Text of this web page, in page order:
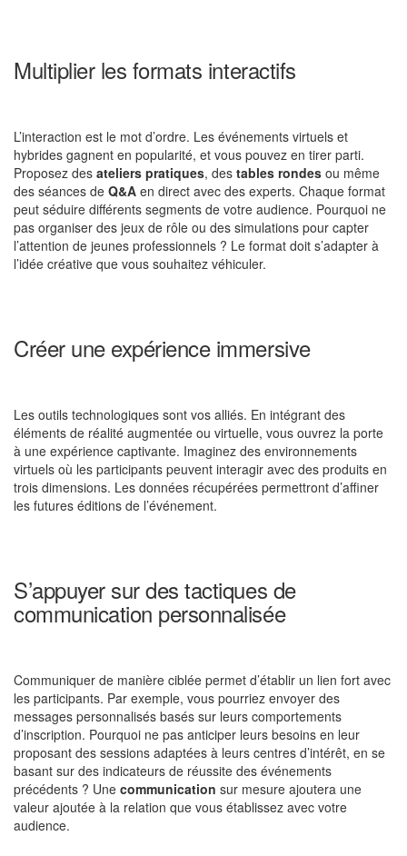
Multiplier les formats interactifs
L’interaction est le mot d’ordre. Les événements virtuels et
hybrides gagnent en popularité, et vous pouvez en tirer parti.
Proposez des ateliers pratiques, des tables rondes ou même
des séances de Q&A en direct avec des experts. Chaque format
peut séduire différents segments de votre audience. Pourquoi ne
pas organiser des jeux de rôle ou des simulations pour capter
l’attention de jeunes professionnels ? Le format doit s’adapter à
l’idée créative que vous souhaitez véhiculer.
Créer une expérience immersive
Les outils technologiques sont vos alliés. En intégrant des
éléments de réalité augmentée ou virtuelle, vous ouvrez la porte
à une expérience captivante. Imaginez des environnements
virtuels où les participants peuvent interagir avec des produits en
trois dimensions. Les données récupérées permettront d’affiner
les futures éditions de l’événement.
S’appuyer sur des tactiques de
communication personnalisée
Communiquer de manière ciblée permet d’établir un lien fort avec
les participants. Par exemple, vous pourriez envoyer des
messages personnalisés basés sur leurs comportements
d’inscription. Pourquoi ne pas anticiper leurs besoins en leur
proposant des sessions adaptées à leurs centres d’intérêt, en se
basant sur des indicateurs de réussite des événements
précédents ? Une communication sur mesure ajoutera une
valeur ajoutée à la relation que vous établissez avec votre
audience.